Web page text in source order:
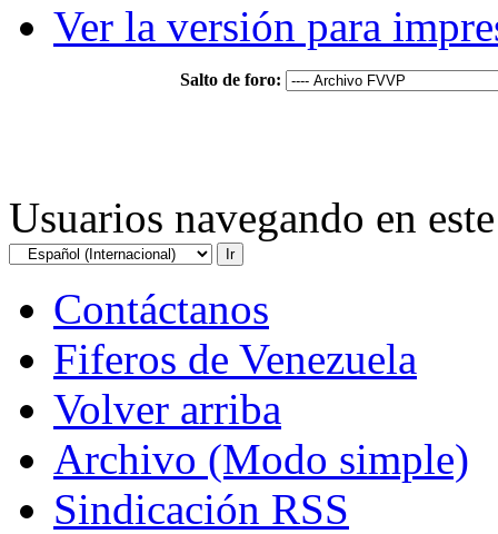
Ver la versión para
Salto de foro:
Usuarios navegando en
Contáctanos
Fiferos de Venezuela
Volver arriba
Archivo (Modo simple)
Sindicación RSS